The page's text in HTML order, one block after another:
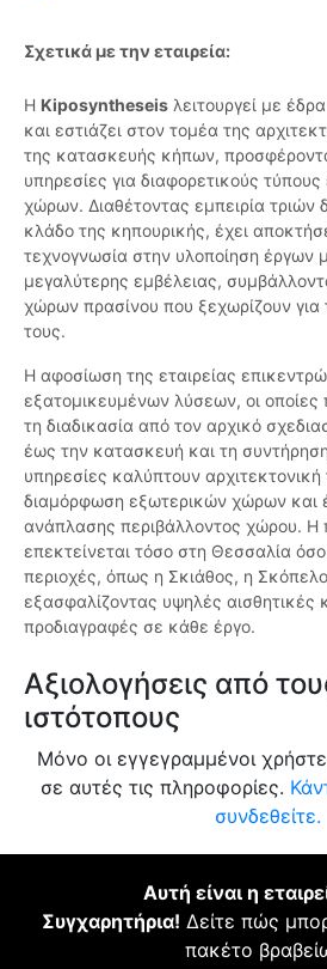
Σχετικά με την εταιρεία:
Η Kiposyntheseis λειτουργεί με
και εστιάζει στον τομέα της
της κατασκευής κήπων,
υπηρεσίες για διαφορετικούς
χώρων. Διαθέτοντας εμπειρία τριών
κλάδο της κηπουρικής, έχει
τεχνογνωσία στην υλοποίηση έργων
μεγαλύτερης εμβέλειας,
χώρων πρασίνου που ξεχωρίζουν για
τους.
Η αφοσίωση της εταιρείας
εξατομικευμένων λύσεων, οι οποίες
τη διαδικασία από τον αρχικό
έως την κατασκευή και τη
υπηρεσίες καλύπτουν αρχιτεκτονική
διαμόρφωση εξωτερικών χώρων και
ανάπλασης περιβάλλοντος χώρου. Η
επεκτείνεται τόσο στη Θεσσαλία
περιοχές, όπως η Σκιάθος, η
εξασφαλίζοντας υψηλές αισθητικές
προδιαγραφές σε κάθε έργο.
Αξιολογήσεις από
ιστότοπους
Μόνο οι εγγεγραμμένοι
σε αυτές τις πληροφορίες.
συνδεθείτε.
Αυτή είναι η
Συγχαρητήρια! Δείτε πώς
πακέτο